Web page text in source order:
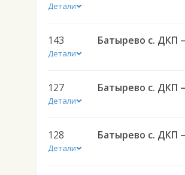
Детали
143
Детали
127
Детали
128
Детали
Батырево с. ДКП